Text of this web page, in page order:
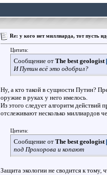
Re: у кого нет миллиарда, тот пусть
Цитата:
Сообщение от The best geologist
И Путин всё это одобрил?
Ну, а кто такой в сущности Путин?
оружие в руках у него имелось.
Из этого следует алгоритм
отслеживают несколько миллиардов
Цитата:
Сообщение от The best geologist
под Прохорова и копают
Защита экологии не сводится к